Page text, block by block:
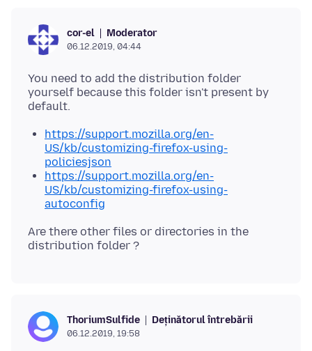
cor-el Moderator
06.12.2019, 04:44
You need to add the distribution folder
yourself because this folder isn't present by
https://support.mozilla.org/en-
US/kb/customizing-firefox-using-
policiesjson
https://support.mozilla.org/en-
US/kb/customizing-firefox-using-
autoconfig
Are there other files or directories in the
ThoriumSulfide Deținătorul întrebării
06.12.2019, 19:58